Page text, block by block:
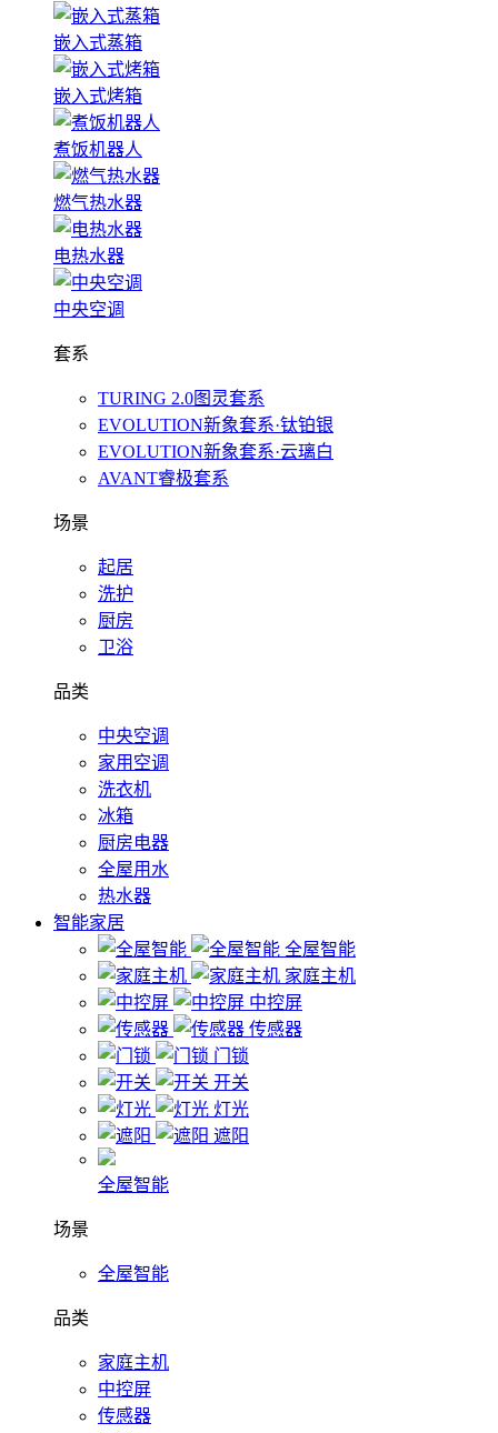
嵌入式蒸箱
嵌入式烤箱
煮饭机器人
燃气热水器
电热水器
中央空调
套系
TURING 2.0图灵套系
EVOLUTION新象套系·钛铂银
EVOLUTION新象套系·云璃白
AVANT睿极套系
场景
起居
洗护
厨房
卫浴
品类
中央空调
家用空调
洗衣机
冰箱
厨房电器
全屋用水
热水器
智能家居
全屋智能
家庭主机
中控屏
传感器
门锁
开关
灯光
遮阳
全屋智能
场景
全屋智能
品类
家庭主机
中控屏
传感器